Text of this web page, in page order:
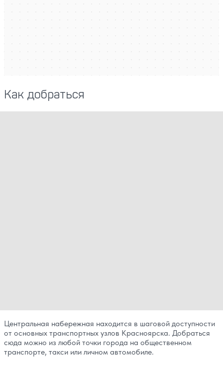
Как добраться
Центральная набережная находится в шаговой доступности
от основных транспортных узлов Красноярска. Добраться
сюда можно из любой точки города на общественном
транспорте, такси или личном автомобиле.